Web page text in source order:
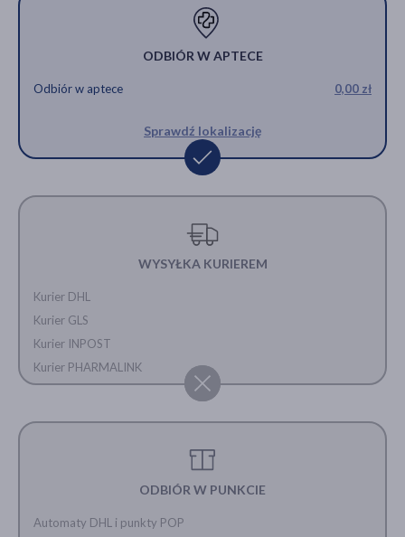
ODBIÓR W APTECE
Odbiór w aptece 0,00 zł
Sprawdź lokalizację
WYSYŁKA KURIEREM
Kurier DHL
Kurier GLS
Kurier INPOST
Kurier PHARMALINK
ODBIÓR W PUNKCIE
Automaty DHL i punkty POP